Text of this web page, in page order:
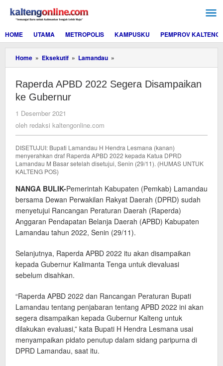
konten
HOME
UTAMA METROPOLIS KAMPUSKU PEMPROV KALTENG
Home » Eksekutif » Lamandau »
APBD
Segera
Raperda APBD 2022 Segera Disampaikan
ke Gubernur
1 Desember 2021
redaksi
kaltengonline.com
oleh redaksi kaltengonline.com
DISETUJUI: Bupati Lamandau H Hendra Lesmana (kanan)
menyerahkan draf Raperda APBD 2022 kepada Katua DPRD
Lamandau M Basar setelah disetujui, Senin (29/11). (HUMAS UNTUK
KALTENG POS)
NANGA BULIK-Pemerintah Kabupaten (Pemkab) Lamandau
bersama Dewan Perwakilan Rakyat Daerah (DPRD) sudah
menyetujui Rancangan Peraturan Daerah (Raperda)
Anggaran Pendapatan Belanja Daerah (APBD) Kabupaten
Lamandau tahun 2022, Senin (29/11).
Selanjutnya, Raperda APBD 2022 itu akan disampaikan
kepada Gubernur Kalimanta Tenga untuk dievaluasi
sebelum disahkan.
“Raperda APBD 2022 dan Rancangan Peraturan Bupati
Lamandau tentang penjabaran tentang APBD 2022 ini akan
segera disampaikan kepada Gubernur Kalteng untuk
dilakukan evaluasi,” kata Bupati H Hendra Lesmana usai
menyampaikan pidato penutup dalam sidang paripurna di
DPRD Lamandau, saat itu.